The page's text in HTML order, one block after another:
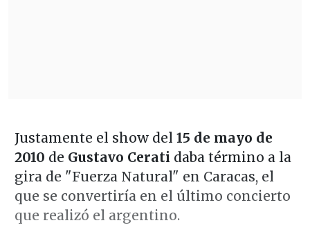
Justamente el show del 15 de mayo de
2010 de Gustavo Cerati daba término a la
gira de "Fuerza Natural" en Caracas, el
que se convertiría en el último concierto
que realizó el argentino.